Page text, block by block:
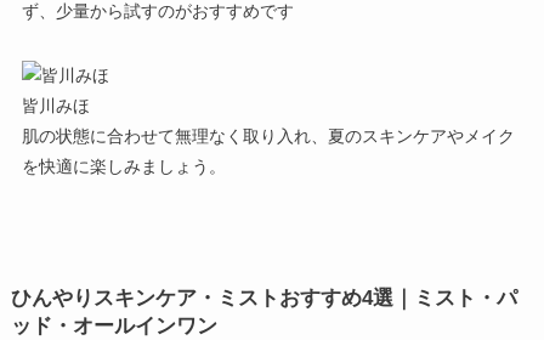
ず、少量から試すのがおすすめです
皆川みほ
肌の状態に合わせて無理なく取り入れ、夏のスキンケアやメイク
を快適に楽しみましょう。
ひんやりスキンケア・ミストおすすめ4選｜ミスト・パ
ッド・オールインワン